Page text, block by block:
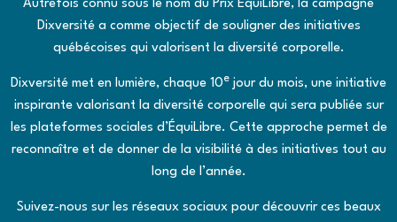
Autrefois connu sous le nom du Prix ÉquiLibre, la campagne
Dixversité a comme objectif de souligner des initiatives
québécoises qui valorisent la diversité corporelle.
Dixversité met en lumière, chaque 10e jour du mois, une initiative
inspirante valorisant la diversité corporelle qui sera publiée sur
les plateformes sociales d’ÉquiLibre. Cette approche permet de
reconnaître et de donner de la visibilité à des initiatives tout au
long de l’année.
Suivez-nous sur les réseaux sociaux pour découvrir ces beaux